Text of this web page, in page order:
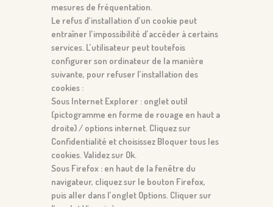
mesures de fréquentation.
Le refus d’installation d’un cookie peut
entraîner l’impossibilité d’accéder à certains
services. L’utilisateur peut toutefois
configurer son ordinateur de la manière
suivante, pour refuser l’installation des
cookies :
Sous Internet Explorer : onglet outil
(pictogramme en forme de rouage en haut a
droite) / options internet. Cliquez sur
Confidentialité et choisissez Bloquer tous les
cookies. Validez sur Ok.
Sous Firefox : en haut de la fenêtre du
navigateur, cliquez sur le bouton Firefox,
puis aller dans l’onglet Options. Cliquer sur